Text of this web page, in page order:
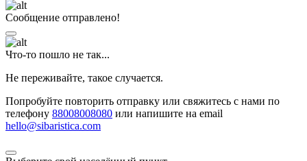
Сообщение отправлено!
Что-то пошло не так...
Не переживайте, такое случается.
Попробуйте повторить отправку или свяжитесь с нами по
телефону 88008008080 или напишите на email
hello@sibaristica.com